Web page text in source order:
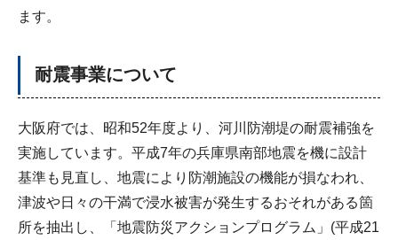
ます。
耐震事業について
大阪府では、昭和52年度より、河川防潮堤の耐震補強を
実施しています。平成7年の兵庫県南部地震を機に設計
基準も見直し、地震により防潮施設の機能が損なわれ、
津波や日々の干満で浸水被害が発生するおそれがある箇
所を抽出し、「地震防災アクションプログラム」(平成21